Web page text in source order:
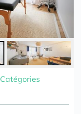
Catégories